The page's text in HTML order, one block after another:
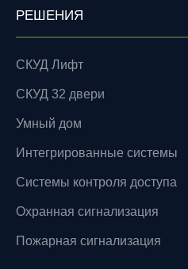
РЕШЕНИЯ
СКУД Лифт
СКУД 32 двери
Умный дом
Интегрированные системы
Системы контроля доступа
Охранная сигнализация
Пожарная сигнализация